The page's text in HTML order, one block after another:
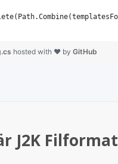
hosted with ❤ by GitHub
J2K Filformat